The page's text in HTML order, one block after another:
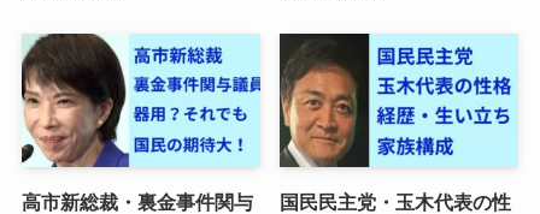
高市新総裁・裏金事件関与
国民民主党・玉木代表の性